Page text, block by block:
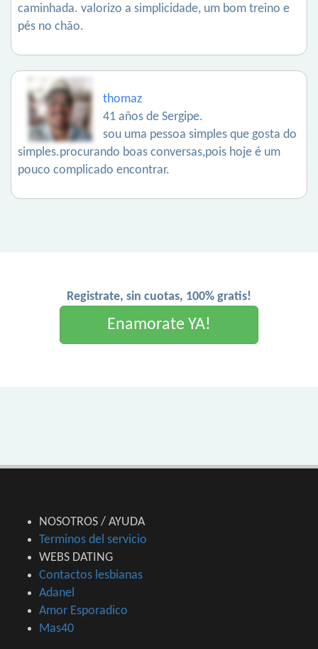
caminhada. valorizo a simplicidade, um bom treino e
pés no chão.
thomaz
41 años de Sergipe.
sou uma pessoa simples que gosta do
simples.procurando boas conversas,pois hoje é um
pouco complicado encontrar.
Registrate, sin cuotas, 100% gratis!
Enamorate YA!
NOSOTROS / AYUDA
Terminos del servicio
WEBS DATING
Contactos lesbianas
Adanel
Amor Esporadico
Mas40